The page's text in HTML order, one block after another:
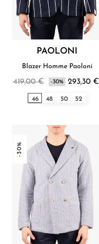
PAOLONI
Blazer Homme Paoloni
419,00 € -30% 293,30 €
46 48 50 52
-30%